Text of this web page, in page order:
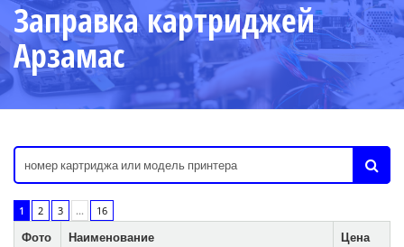
Заправка картриджей
Арзамас
1 2 3 ... 16
Фото Наименование
Цена